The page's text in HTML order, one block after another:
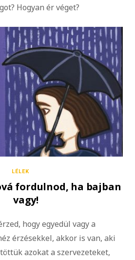
Hogyan ér véget?
LÉLEK
fordulnod, ha bajban
vagy!
hogy egyedül vagy a
érzésekkel, akkor is van, aki
azokat a szervezeteket,